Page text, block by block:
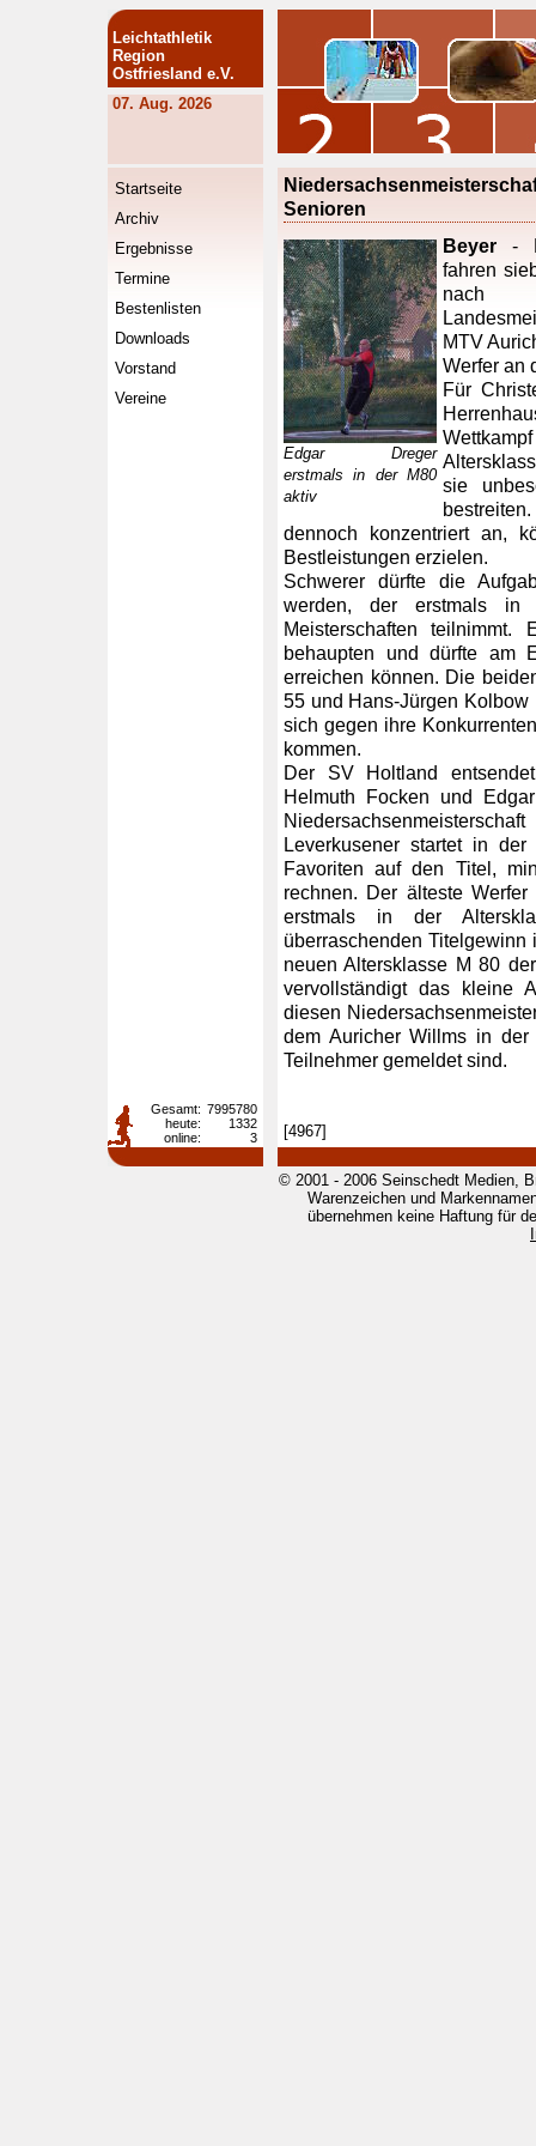
Leichtathletik
Region
Ostfriesland e.V.
07. Aug. 2026
Startseite
Archiv
Ergebnisse
Termine
Bestenlisten
Downloads
Vorstand
Vereine
Senioren
Edgar Dreger
erstmals in der M80
aktiv
Beyer -
fahren
nach
MTV
Werfer an
Für
sie
dennoch konzentriert an,
Bestleistungen erzielen.
Schwerer dürfte die
werden, der erstmals
Meisterschaften
behaupten und dürfte am
erreichen können. Die
55 und Hans-Jürgen
sich gegen ihre
kommen.
Der SV Holtland
Helmuth Focken und
Leverkusener startet in
Favoriten auf den Titel,
rechnen. Der älteste
erstmals in der
überraschenden
neuen Altersklasse M 80
vervollständigt das kleine
diesen
dem Auricher Willms in
Teilnehmer gemeldet sind.
[4967]
Gesamt: 7995780
heute:
1332
online:
3
© 2001 - 2006 Seinschedt Medien,
Warenzeichen und
übernehmen keine Haftung für